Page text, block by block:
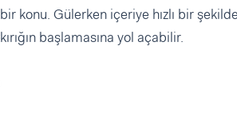
konu. Gülerken içeriye hızlı bir
başlamasına yol açabilir.